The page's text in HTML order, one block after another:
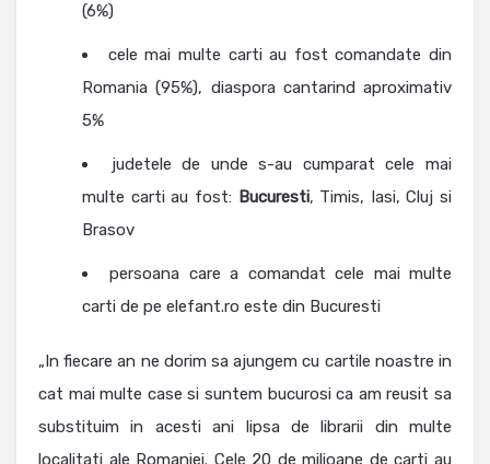
(6%)
cele mai multe carti au fost comandate din
Romania (95%), diaspora cantarind aproximativ
5%
judetele de unde s-au cumparat cele mai
multe carti au fost: Bucuresti, Timis, Iasi, Cluj si
Brasov
persoana care a comandat cele mai multe
carti de pe elefant.ro este din Bucuresti
„In fiecare an ne dorim sa ajungem cu cartile noastre in
cat mai multe case si suntem bucurosi ca am reusit sa
substituim in acesti ani lipsa de librarii din multe